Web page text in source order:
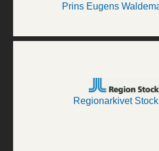
Prins Eugens
Regionarkivet